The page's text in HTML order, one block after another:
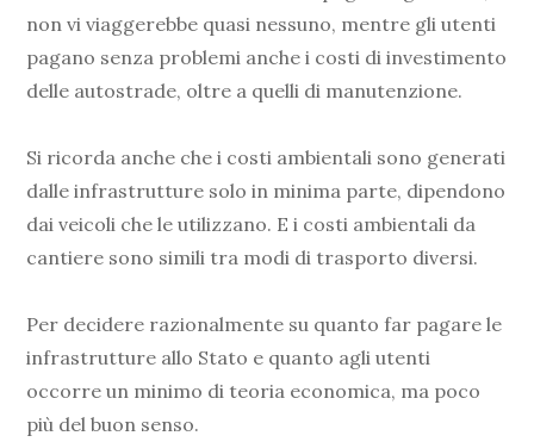
non vi viaggerebbe quasi nessuno, mentre gli utenti
pagano senza problemi anche i costi di investimento
delle autostrade, oltre a quelli di manutenzione.
Si ricorda anche che i costi ambientali sono generati
dalle infrastrutture solo in minima parte, dipendono
dai veicoli che le utilizzano. E i costi ambientali da
cantiere sono simili tra modi di trasporto diversi.
Per decidere razionalmente su quanto far pagare le
infrastrutture allo Stato e quanto agli utenti
occorre un minimo di teoria economica, ma poco
più del buon senso.